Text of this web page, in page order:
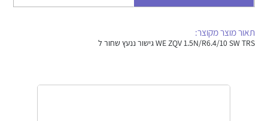
פתרונות וציוד לסביבה נפיצה EX
תאור מוצר מקוצר:
WE ZQV 1.5N/R6.4/10 SW TRS גישור ננעץ שחור ל